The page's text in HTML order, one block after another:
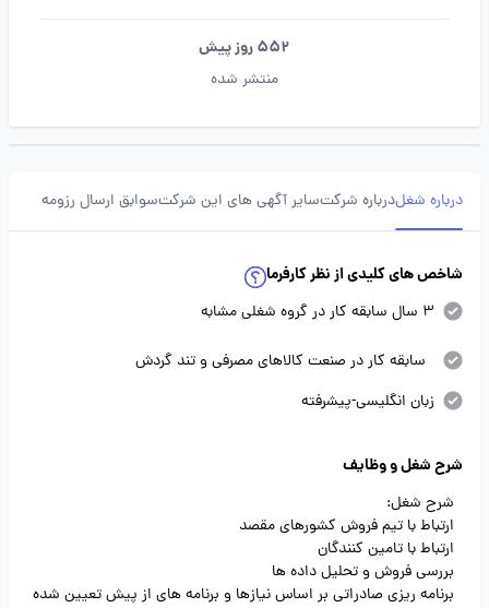
552 روز پیش
منتشر شده
درباره شغلدرباره شرکتسایر آگهی های این شرکتسوابق ارسال رزومه
شاخص های کلیدی از نظر کارفرما
3 سال سابقه کار در گروه شغلی مشابه
سابقه کار در صنعت کالاهای مصرفی و تند گردش
زبان انگلیسی-پیشرفته
شرح شغل و وظایف
شرح شغل:
ارتباط با تیم فروش کشورهای مقصد
ارتباط با تامین کنندگان
بررسی فروش و تحلیل داده ها
برنامه ریزی صادراتی بر اساس نیازها و برنامه های از پیش تعیین شده